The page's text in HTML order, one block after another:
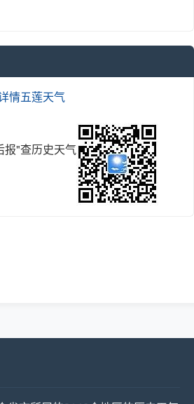
情五莲天气
报"查历史天气